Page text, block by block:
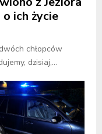
ich życie
chłopców
dzisiaj,...